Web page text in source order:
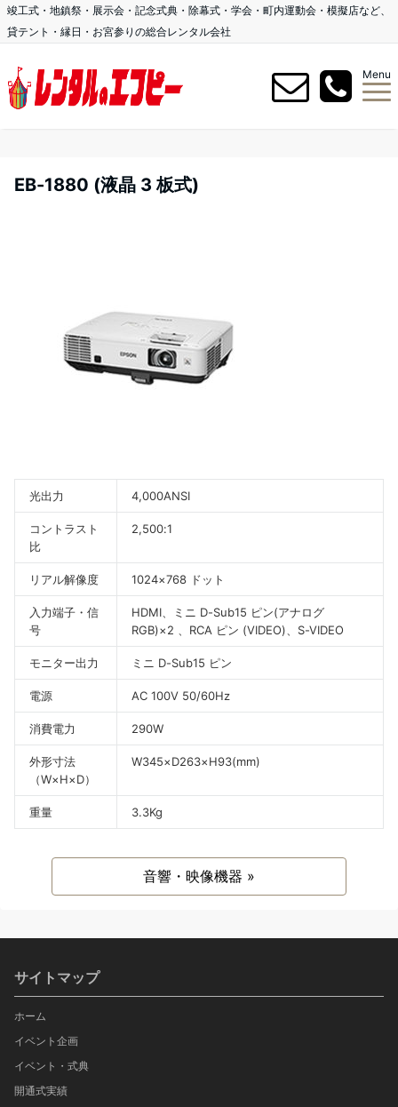
竣工式・地鎮祭・展示会・記念式典・除幕式・学会・町内運動会・模擬店など、
貸テント・縁日・お宮参りの総合レンタル会社
Menu
EB-1880 (液晶 3 板式)
光出力 4,000ANSI
コントラスト
比
2,500:1
リアル解像度 1024×768 ドット
入力端子・信
号
HDMI、ミニ D-Sub15 ピン(アナログ
RGB)×2 、RCA ピン (VIDEO)、S-VIDEO
モニター出力 ミニ D-Sub15 ピン
電源 AC 100V 50/60Hz
消費電力 290W
外形寸法
（W×H×D）
W345×D263×H93(mm)
重量 3.3Kg
音響・映像機器 »
サイトマップ
ホーム
イベント企画
イベント・式典
開通式実績